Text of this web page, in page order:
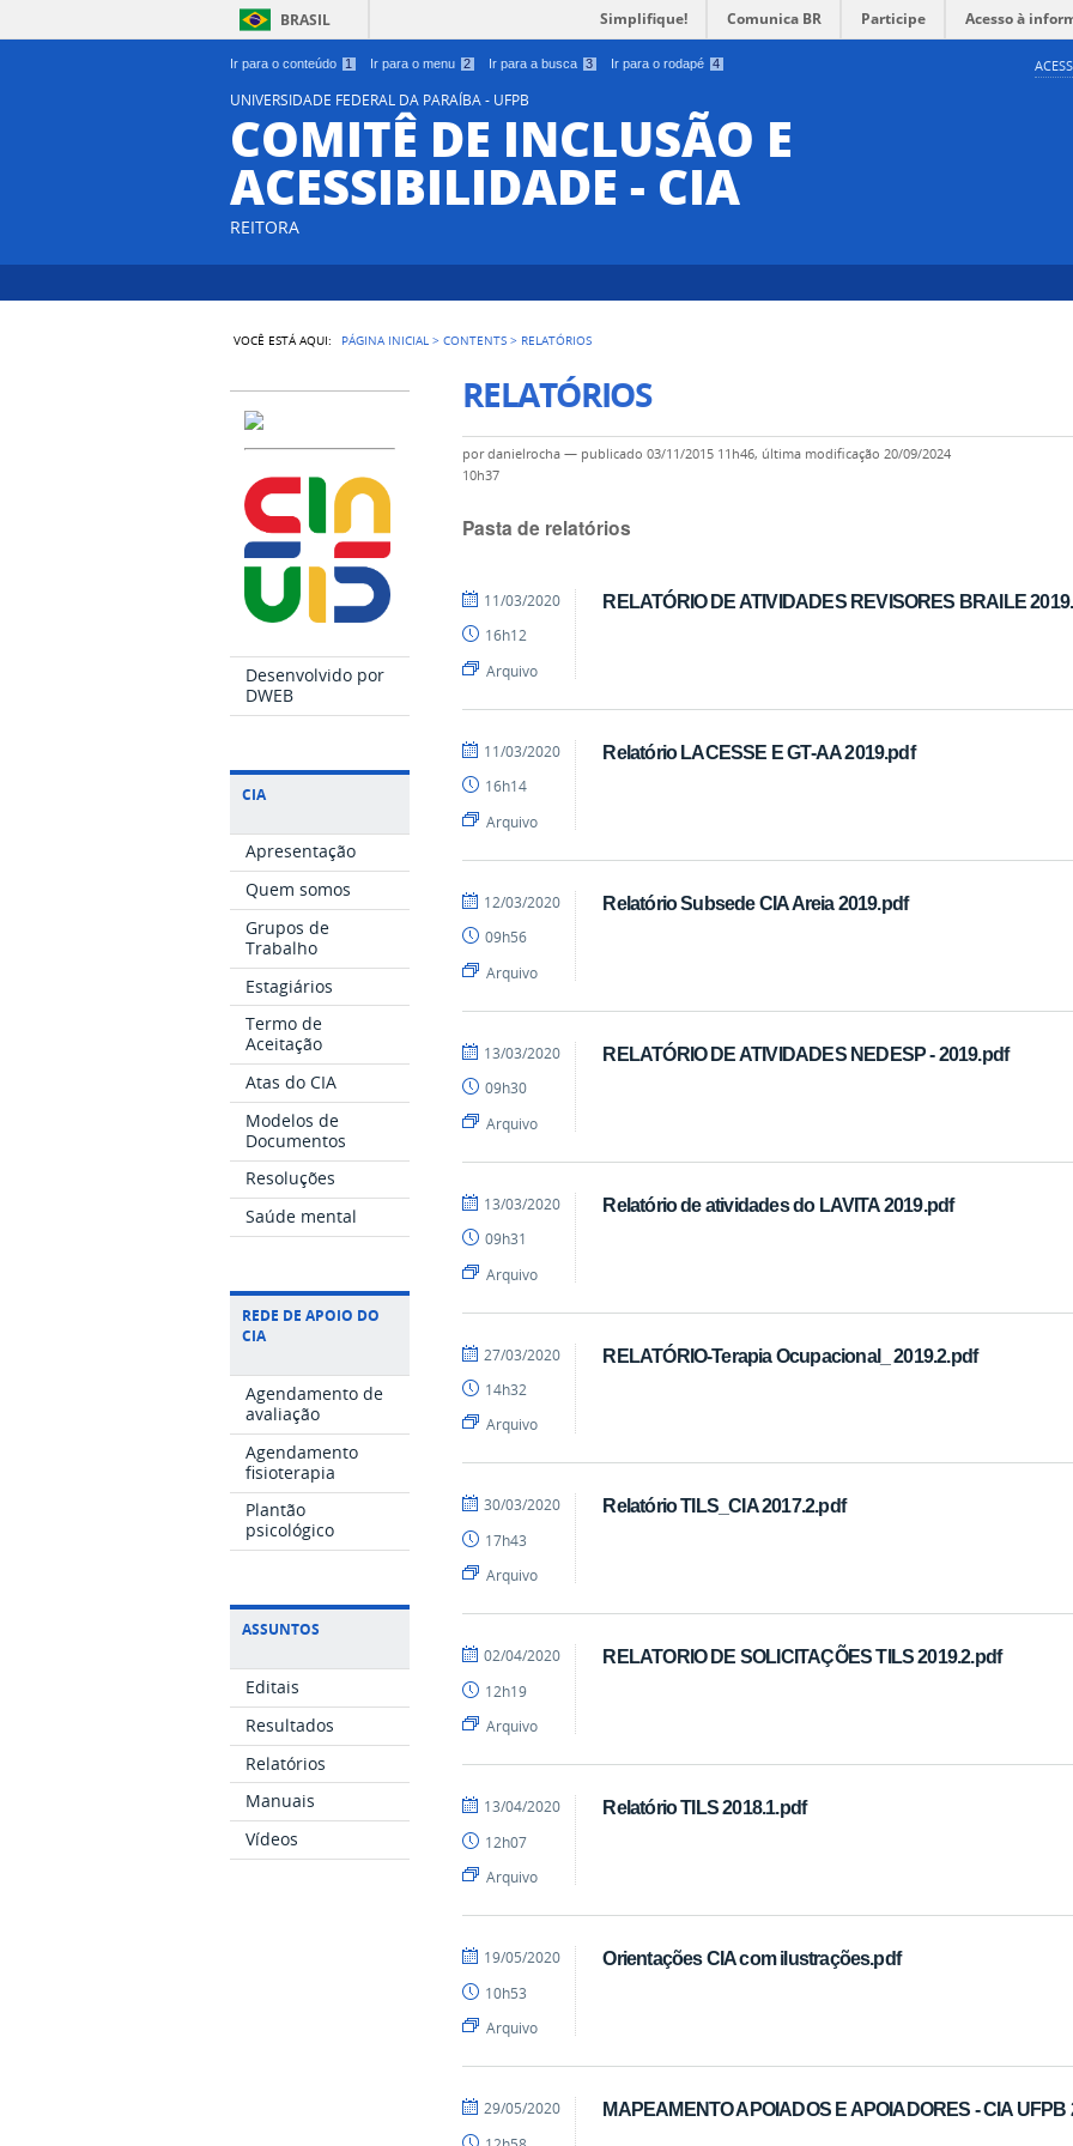
Ir para o conteúdo 1 Ir para o menu 2 Ir para a busca 3 Ir para o rodapé 4
BRASIL Simplifique! Comunica BR Participe Acesso à
UNIVERSIDADE FEDERAL DA PARAÍBA - UFPB
COMITÊ DE INCLUSÃO E
ACESSIBILIDADE - CIA
REITORA
VOCÊ ESTÁ AQUI: PÁGINA INICIAL >CONTENTS > RELATÓRIOS
Desenvolvido por
DWEB
CIA
Apresentação
Quem somos
Grupos de
Trabalho
Estagiários
Termo de
Aceitação
Atas do CIA
Modelos de
Documentos
Resoluções
Saúde mental
REDE DE APOIO DO
CIA
Agendamento de
avaliação
Agendamento
fisioterapia
Plantão
psicológico
ASSUNTOS
Editais
Resultados
Relatórios
Manuais
Vídeos
RELATÓRIOS
pordanielrocha — publicado 03/11/2015 11h46, última modificação 20/09/2024
10h37
Pasta de relatórios
RELATÓRIO DE ATIVIDADES REVISORES BRAILE
por
publicado
11/03/2020
16h12
Arquivo
Relatório LACESSE E GT-AA 2019.pdf
por
publicado
11/03/2020
16h14
Arquivo
Relatório Subsede CIA Areia 2019.pdf
por
publicado
12/03/2020
09h56
Arquivo
RELATÓRIO DE ATIVIDADES NEDESP - 2019.pdf
por
publicado
13/03/2020
09h30
Arquivo
Relatório de atividades do LAVITA 2019.pdf
por
publicado
13/03/2020
09h31
Arquivo
RELATÓRIO-Terapia Ocupacional_ 2019.2.pdf
por
publicado
27/03/2020
14h32
Arquivo
Relatório TILS_CIA 2017.2.pdf
por
publicado
30/03/2020
17h43
Arquivo
RELATORIO DE SOLICITAÇÕES TILS 2019.2.pdf
por
publicado
02/04/2020
12h19
Arquivo
Relatório TILS 2018.1.pdf
por
publicado
13/04/2020
12h07
Arquivo
Orientações CIA com ilustrações.pdf
por
publicado
19/05/2020
10h53
Arquivo
MAPEAMENTO APOIADOS E APOIADORES - CIA UFPB
por
publicado
29/05/2020